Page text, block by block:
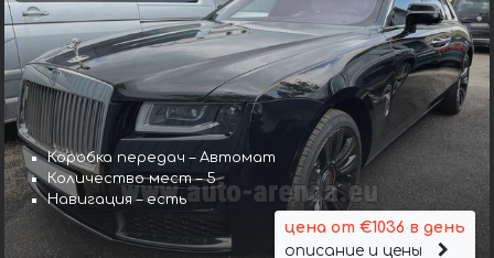
Коробка передач – Автомат
Количество мест – 5
Навигация – есть
цена от €1036 в день
описание и цены